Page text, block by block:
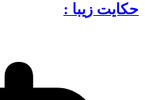
حکایت زیبا :